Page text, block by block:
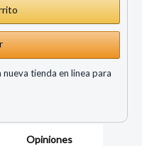
tienda en linea para
Opiniones